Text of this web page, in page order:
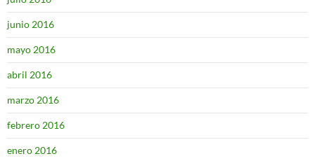
junio 2016
mayo 2016
abril 2016
marzo 2016
febrero 2016
enero 2016